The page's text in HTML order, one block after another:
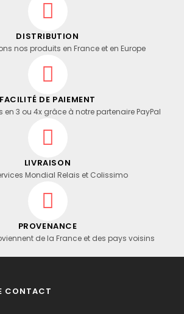
DISTRIBUTION
nos produits en France et en Europe
FACILITÉ DE PAIEMENT
en 3 ou 4x grâce à notre partenaire PayPal
LIVRAISON
Mondial Relais et Colissimo
PROVENANCE
de la France et des pays voisins
CONTACT